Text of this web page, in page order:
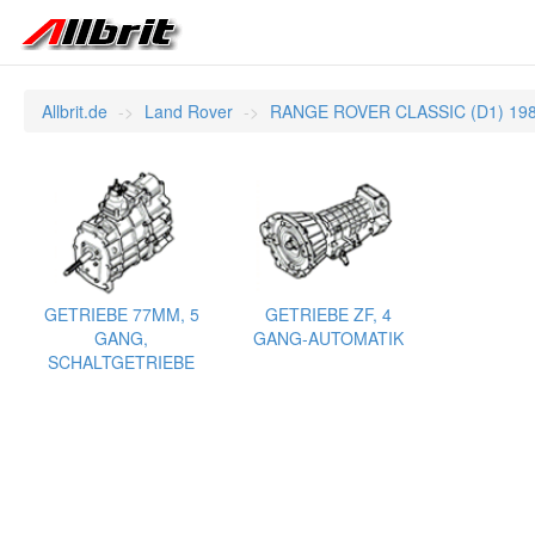
Allbrit.de Land Rover RANGE ROVER CLASSIC (D1)
GETRIEBE 77MM, 5
GANG,
SCHALTGETRIEBE
GETRIEBE ZF, 4
GANG-AUTOMATIK